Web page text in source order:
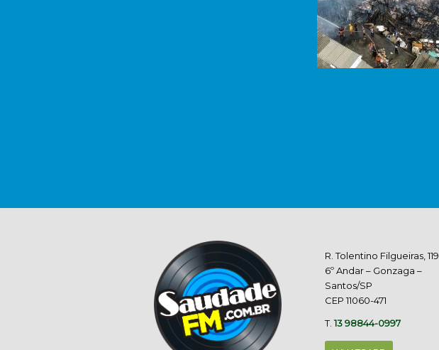
R. Tolentino Filgueiras, 119
6º Andar – Gonzaga –
Santos/SP
CEP 11060-471
T.13 98844-0997